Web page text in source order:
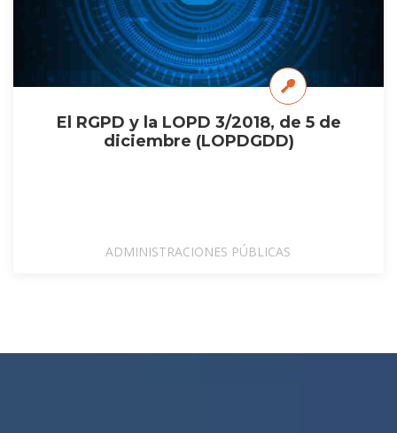
El RGPD y la LOPD 3/2018, de 5 de
diciembre (LOPDGDD)
ADMINISTRACIONES PÚBLICAS